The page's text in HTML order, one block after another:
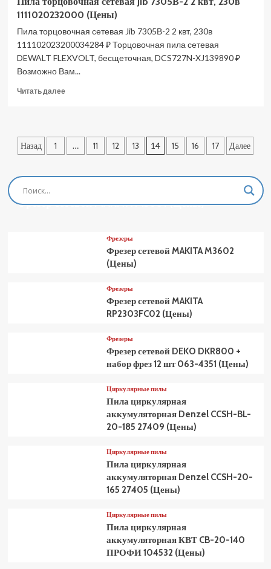
1111020232000 (Цены)
Пила торцовочная сетевая Jib 7305В-2 2 квт, 230в
111102023200034284 ₽ Торцовочная пила сетевая
DEWALT FLEXVOLT, бесщеточная, DCS727N-XJ139890 ₽
Возможно Вам...
Читать далееПрочитать
торцовочная
сетевая
230в
Пагинация
Назад 1 … 11 12 13 14 15 16 17 Далее
Фрезеры
Фрезер сетевой MAKITA M3601 (Цены)
Фрезеры
Фрезер сетевой MAKITA M3602
(Цены)
Фрезеры
Фрезер сетевой MAKITA
RP2303FC02 (Цены)
Фрезеры
Фрезер сетевой DEKO DKR800 +
набор фрез 12 шт 063-4351 (Цены)
Циркулярные пилы
Пила циркулярная
аккумуляторная Denzel CCSH-BL-
20-185 27409 (Цены)
Циркулярные пилы
Пила циркулярная
аккумуляторная Denzel CCSH-20-
165 27405 (Цены)
Циркулярные пилы
Пила циркулярная
аккумуляторная КВТ CB-20-140
ПРОФИ 104532 (Цены)